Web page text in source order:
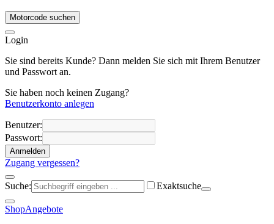
Motorcode suchen
Login
Sie sind bereits Kunde? Dann melden Sie sich mit Ihrem Benutzer
und Passwort an.
Sie haben noch keinen Zugang?
Benutzerkonto anlegen
Benutzer:
Passwort:
Anmelden
Zugang vergessen?
Suche: Exaktsuche
ShopAngebote